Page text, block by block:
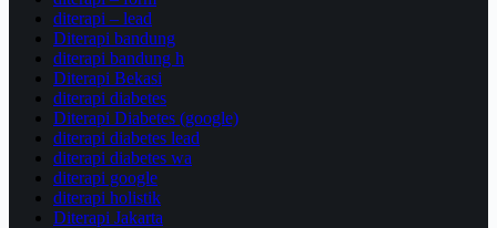
diterapi – lead
Diterapi bandung
diterapi bandung h
Diterapi Bekasi
diterapi diabetes
Diterapi Diabetes (google)
diterapi diabetes lead
diterapi diabetes wa
diterapi google
diterapi holistik
Diterapi Jakarta